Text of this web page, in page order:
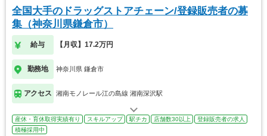
全国大手のドラッグストアチェーン/登録販売者の募
集（神奈川県鎌倉市）
給与 【月収】17.2万円
勤務地 神奈川県 鎌倉市
アクセス 湘南モノレール江の島線 湘南深沢駅
産休・育休取得実績有り スキルアップ 駅チカ 店舗数30以上
登録販売者の求人
積極採用中